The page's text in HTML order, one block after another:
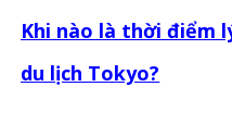
Khi nào là thời điểm
du lịch Tokyo?